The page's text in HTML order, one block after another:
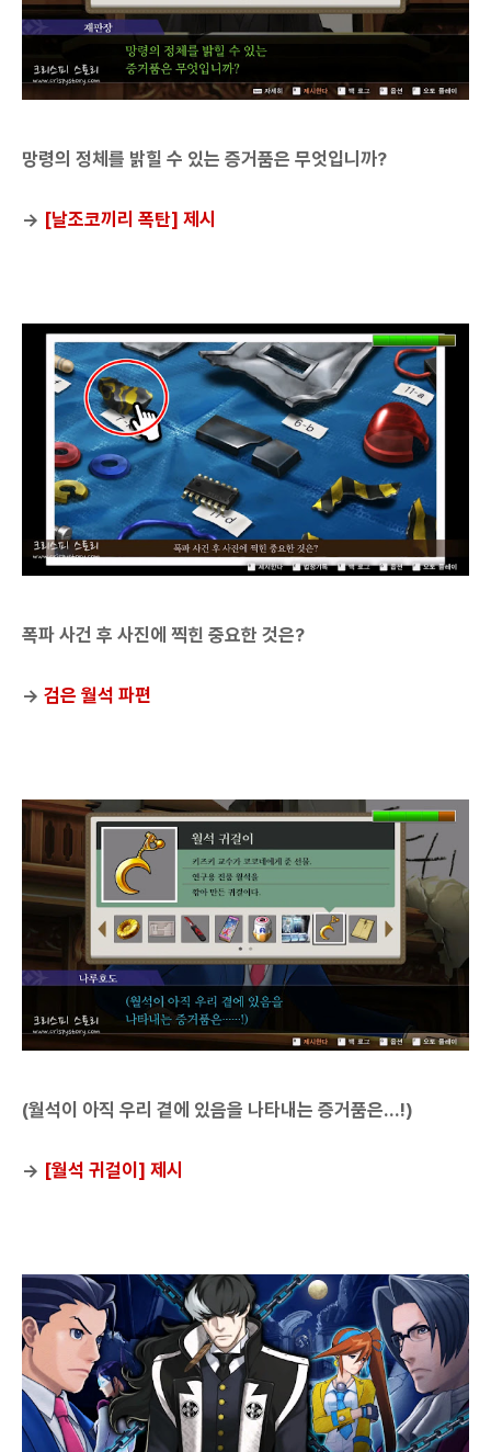
망령의 정체를 밝힐 수 있는 증거품은 무엇입니까?
→ [날조코끼리 폭탄] 제시
폭파 사건 후 사진에 찍힌 중요한 것은?
→ 검은 월석 파편
(월석이 아직 우리 곁에 있음을 나타내는 증거품은...!)
→ [월석 귀걸이] 제시